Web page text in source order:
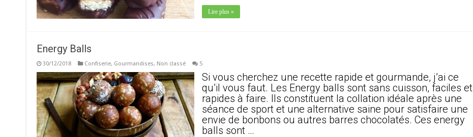
Lire plus »
Energy Balls
30/12/2018 Confiserie, Gourmandises, Non classé 5
Si vous cherchez une recette rapide et gourmande, j’ai ce
qu’il vous faut. Les Energy balls sont sans cuisson, faciles et
rapides à faire. Ils constituent la collation idéale après une
séance de sport et une alternative saine pour satisfaire une
envie de bonbons ou autres barres chocolatés. Ces energy
balls sont …